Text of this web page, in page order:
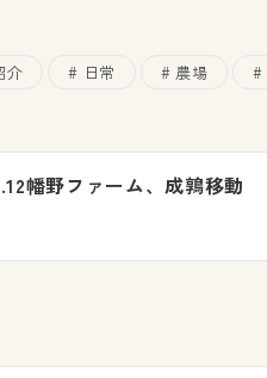
介 日常 農場
幡野ファーム、成鶉移動